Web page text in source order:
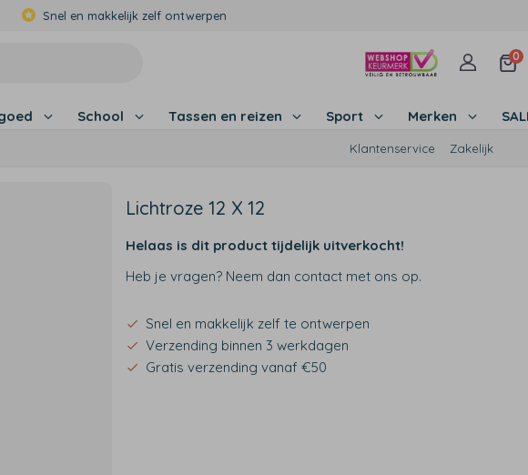
Snel en makkelijk zelf ontwerpen
0
School Tassen en reizen Sport Merken
Klantenservice Zakelijk
Lichtroze 12 X 12
Helaas is dit product tijdelijk uitverkocht!
Heb je vragen? Neem dan contact met ons op.
Snel en makkelijk zelf te ontwerpen
Verzending binnen 3 werkdagen
Gratis verzending vanaf €50